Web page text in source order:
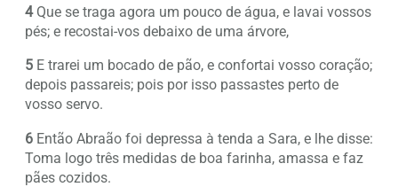
4Que se traga agora um pouco de água, e lavai vossos
pés; e recostai-vos debaixo de uma árvore,
5 E trarei um bocado de pão, e confortai vosso coração;
depois passareis; pois por isso passastes perto de
vosso servo.
6 Então Abraão foi depressa à tenda a Sara, e lhe disse:
Toma logo três medidas de boa farinha, amassa e faz
pães cozidos.